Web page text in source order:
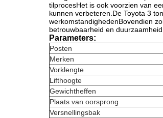
tilprocesHet is ook voorzien van
kunnen verbeteren.De Toyota 3
werkomstandighedenBovendien
betrouwbaarheid en
Parameters:
Posten
Merken
Vorklengte
Lifthoogte
Gewichtheffen
Plaats van oorsprong
Versnellingsbak